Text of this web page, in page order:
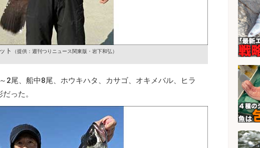
ト （提供：週刊つりニュース関東版・岩下和弘）
2尾、船中8尾、ホウキハタ、カサゴ、オキメバル、ヒラ
った。